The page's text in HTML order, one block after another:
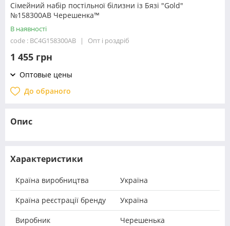
Сімейний набір постільної білизни із Бязі "Gold"
№158300AB Черешенка™
В наявності
code : BC4G158300AB
Опт і роздріб
1 455 грн
Оптовые цены
До обраного
Опис
Характеристики
Країна виробництва Україна
Країна реєстрації бренду Україна
Виробник Черешенька